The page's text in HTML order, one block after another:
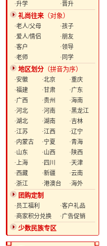
·升学
·晋升
礼尚往来 （对象）
·老人/父母
·孩子
·爱人/情侣
·朋友
·客户
·领导
·老师
·同学
地区划分 （拼音为序）
·安徽 ·北京
·重庆
·福建
·甘肃
·广东
·广西
·贵州
·海南
·河北
·河南
·黑龙江
·湖北
·湖南
·吉林
·江苏
·江西
·辽宁
·内蒙古
·宁夏
·青海
·山东
·山西
·陕西
·上海
·四川
·天津
·西藏
·新疆
·云南
·浙江
·港澳台 ·海外
团购定制
·员工福利
·客户礼品
·商家积分兑换
·广告促销
少数民族专区